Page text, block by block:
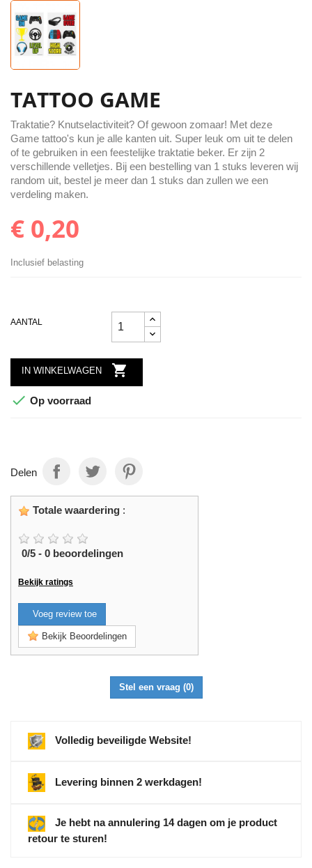
TATTOO GAME
Traktatie? Knutselactiviteit? Of gewoon zomaar! Met deze
Game tattoo's kun je alle kanten uit. Super leuk om uit te delen
of te gebruiken in een feestelijke traktatie beker. Er zijn 2
verschillende velletjes. Bij een bestelling van 1 stuks leveren wij
random uit, bestel je meer dan 1 stuks dan zullen we een
verdeling maken.
€ 0,20
Inclusief belasting
AANTAL
IN WINKELWAGEN

 Op voorraad
Delen
Totale waardering :
0/5 - 0 beoordelingen
Bekijk ratings
Voeg review toe
Bekijk Beoordelingen
Stel een vraag (0)
Volledig beveiligde Website!
Levering binnen 2 werkdagen!
Je hebt na annulering 14 dagen om je product
retour te sturen!